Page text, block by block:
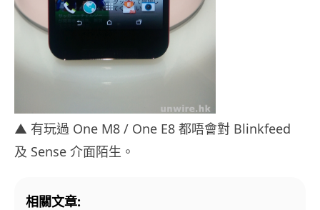
▲ 有玩過 One M8 / One E8 都唔會對 Blinkfeed
及 Sense 介面陌生。
相關文章: